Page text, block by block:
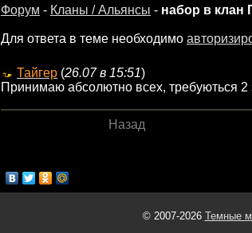
Форум - Кланы / Альянсы - набор в клан
Для ответа в теме необходимо
Тайгер (26.07 в 15:51)
Принимаю абсолютно всех, требуються 2
Назад
© 2007-2026 Темные